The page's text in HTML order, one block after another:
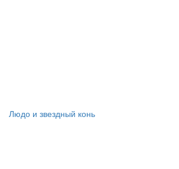
Людо и звездный конь